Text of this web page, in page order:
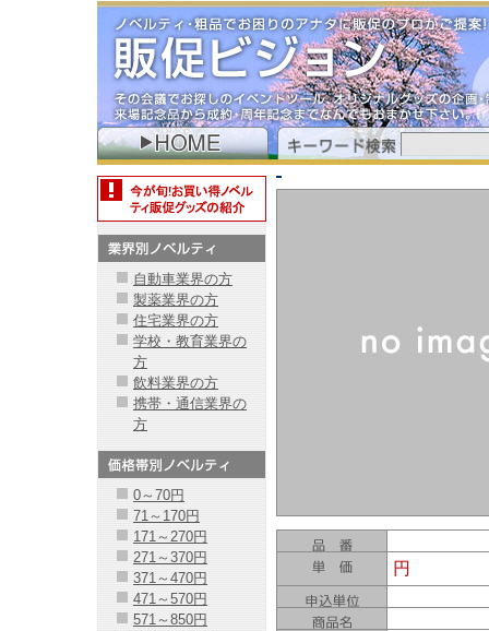
円
自動車業界の方
製薬業界の方
住宅業界の方
学校・教育業界の
方
飲料業界の方
携帯・通信業界の
方
0～70円
71～170円
171～270円
271～370円
371～470円
471～570円
571～850円